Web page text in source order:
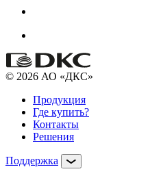
© 2026 АО «ДКС»
Продукция
Где купить?
Контакты
Решения
Поддержка